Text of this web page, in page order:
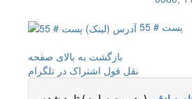
پست # 55
بازگشت به بالای صفحه
نقل قول اشتراک در تلگرام